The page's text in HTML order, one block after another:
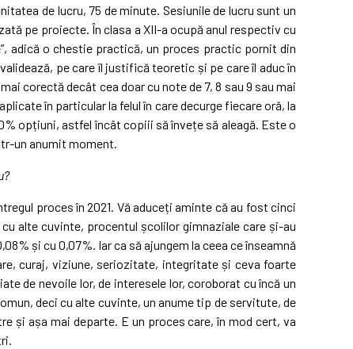
de lucru, 75 de minute. Sesiunile de lucru sunt un
pe proiecte. În clasa a XII-a ocupă anul respectiv cu
adică o chestie practică, un proces practic pornit din
pe care îl justifică teoretic și pe care îl aduc în
corectă decât cea doar cu note de 7, 8 sau 9 sau mai
în particular la felul în care decurge fiecare oră, la
opțiuni, astfel încât copiii să învețe să aleagă. Este o
un anumit moment.
proces în 2021. Vă aduceți aminte că au fost cinci
alte cuvinte, procentul școlilor gimnaziale care și-au
și cu 0,07%. Iar ca să ajungem la ceea ce înseamnă
curaj, viziune, seriozitate, integritate și ceva foarte
de nevoile lor, de interesele lor, coroborat cu încă un
deci cu alte cuvinte, un anume tip de servitute, de
și așa mai departe. E un proces care, în mod cert, va